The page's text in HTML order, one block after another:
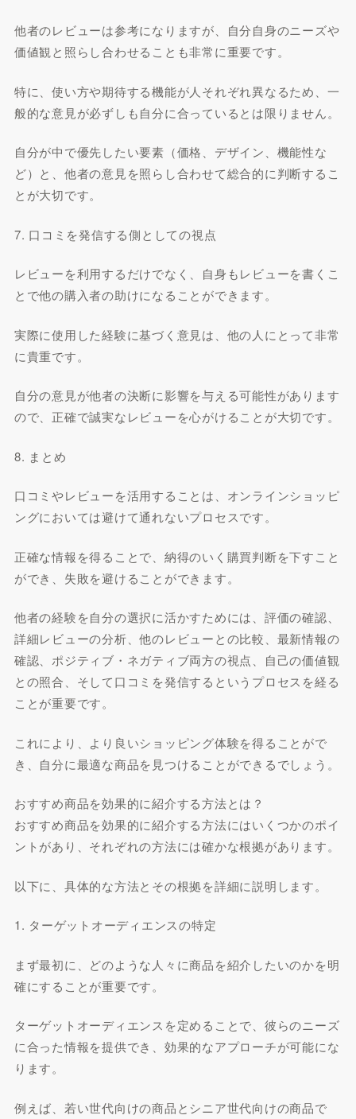
他者のレビューは参考になりますが、自分自身のニーズや
価値観と照らし合わせることも非常に重要です。
特に、使い方や期待する機能が人それぞれ異なるため、一
般的な意見が必ずしも自分に合っているとは限りません。
自分が中で優先したい要素（価格、デザイン、機能性な
ど）と、他者の意見を照らし合わせて総合的に判断するこ
とが大切です。
7. 口コミを発信する側としての視点
レビューを利用するだけでなく、自身もレビューを書くこ
とで他の購入者の助けになることができます。
実際に使用した経験に基づく意見は、他の人にとって非常
に貴重です。
自分の意見が他者の決断に影響を与える可能性があります
ので、正確で誠実なレビューを心がけることが大切です。
8. まとめ
口コミやレビューを活用することは、オンラインショッピ
ングにおいては避けて通れないプロセスです。
正確な情報を得ることで、納得のいく購買判断を下すこと
ができ、失敗を避けることができます。
他者の経験を自分の選択に活かすためには、評価の確認、
詳細レビューの分析、他のレビューとの比較、最新情報の
確認、ポジティブ・ネガティブ両方の視点、自己の価値観
との照合、そして口コミを発信するというプロセスを経る
ことが重要です。
これにより、より良いショッピング体験を得ることがで
き、自分に最適な商品を見つけることができるでしょう。
おすすめ商品を効果的に紹介する方法とは？
おすすめ商品を効果的に紹介する方法にはいくつかのポイ
ントがあり、それぞれの方法には確かな根拠があります。
以下に、具体的な方法とその根拠を詳細に説明します。
1. ターゲットオーディエンスの特定
まず最初に、どのような人々に商品を紹介したいのかを明
確にすることが重要です。
ターゲットオーディエンスを定めることで、彼らのニーズ
に合った情報を提供でき、効果的なアプローチが可能にな
ります。
例えば、若い世代向けの商品とシニア世代向けの商品で